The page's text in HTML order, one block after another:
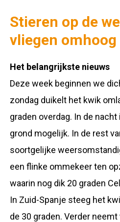
Stieren op de
vliegen omhoog
Het belangrijkste nieuws
Deze week beginnen we
zondag duikelt het kwik
graden overdag. In de
grond mogelijk. In de rest
soortgelijke
een flinke ommekeer ten
waarin nog dik 20 graden
In Zuid-Spanje steeg het
de 30 graden. Verder